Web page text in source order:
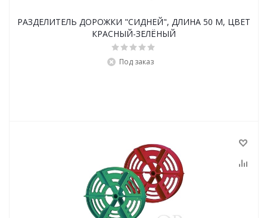
РАЗДЕЛИТЕЛЬ ДОРОЖКИ "СИДНЕЙ", ДЛИНА 50 М, ЦВЕТ
КРАСНЫЙ-ЗЕЛЁНЫЙ
Под заказ